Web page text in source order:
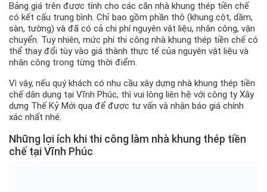
Bảng giá trên được tính cho các căn nhà khung thép tiền chế
có kết cấu trung bình. Chỉ bao gồm phần thô (khung cột, dầm,
sàn, tường) và đã có cả chi phí nguyên vật liệu, nhân công, vận
chuyển. Tuy nhiên, mức phí thi công nhà khung thép tiền chế có
thể thay đổi tùy vào giá thành thực tế của nguyên vật liệu và
nhân công trong từng thời điểm.
Vì vậy, nếu quý khách có nhu cầu xây dựng nhà khung thép tiền
chế dân dụng tại Vĩnh Phúc, thì vui lòng liên hệ với công ty Xây
dựng Thế Kỷ Mới qua để được tư vấn và nhận báo giá chính
xác nhất nhé.
Những lợi ích khi thi công làm nhà khung thép tiền
chế tại Vĩnh Phúc